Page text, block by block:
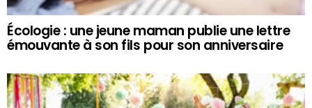
Écologie : une jeune maman publie une lettre
émouvante à son fils pour son anniversaire